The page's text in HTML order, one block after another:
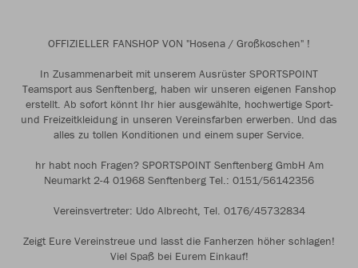
OFFIZIELLER FANSHOP VON "Hosena / Großkoschen" !
In Zusammenarbeit mit unserem Ausrüster SPORTSPOINT
Teamsport aus Senftenberg, haben wir unseren eigenen Fanshop
erstellt. Ab sofort könnt Ihr hier ausgewählte, hochwertige Sport-
und Freizeitkleidung in unseren Vereinsfarben erwerben. Und das
alles zu tollen Konditionen und einem super Service.
hr habt noch Fragen? SPORTSPOINT Senftenberg GmbH Am
Neumarkt 2-4 01968 Senftenberg Tel.: 0151/56142356
Vereinsvertreter: Udo Albrecht, Tel. 0176/45732834
Zeigt Eure Vereinstreue und lasst die Fanherzen höher schlagen!
Viel Spaß bei Eurem Einkauf!